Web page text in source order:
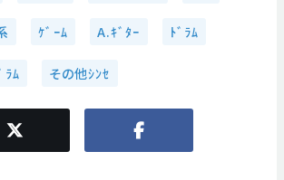
ｹﾞｰﾑ A.ｷﾞﾀｰ ﾄﾞﾗﾑ
ﾗﾑ その他ｼﾝｾ